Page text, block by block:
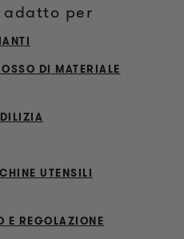
per
DI MATERIALE
UTENSILI
E REGOLAZIONE